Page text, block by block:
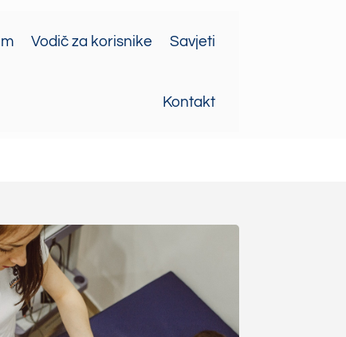
Vodič za korisnike Savjeti
Kontakt